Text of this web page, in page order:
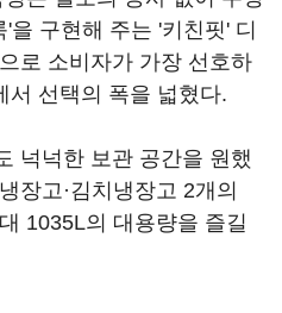
구현해 주는 '키친핏' 디
로 소비자가 가장 선호하
서 선택의 폭을 넓혔다.
넉넉한 보관 공간을 원했
장고·김치냉장고 2개의
1035L의 대용량을 즐길